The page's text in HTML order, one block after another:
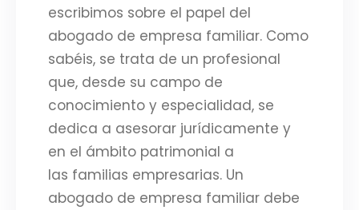
escribimos sobre el papel del
abogado de empresa familiar. Como
sabéis, se trata de un profesional
que, desde su campo de
conocimiento y especialidad, se
dedica a asesorar jurídicamente y
en el ámbito patrimonial a
las familias empresarias. Un
abogado de empresa familiar debe